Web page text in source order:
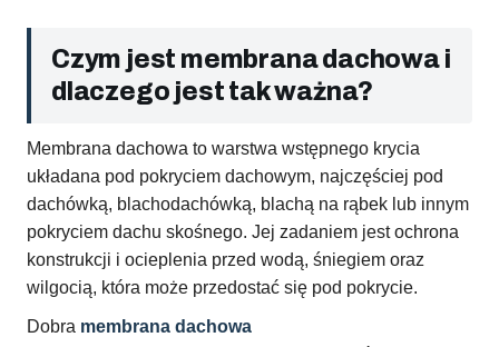
Czym jest membrana dachowa i
dlaczego jest tak ważna?
Membrana dachowa to warstwa wstępnego krycia
układana pod pokryciem dachowym, najczęściej pod
dachówką, blachodachówką, blachą na rąbek lub innym
pokryciem dachu skośnego. Jej zadaniem jest ochrona
konstrukcji i ocieplenia przed wodą, śniegiem oraz
wilgocią, która może przedostać się pod pokrycie.
Dobra membrana dachowa